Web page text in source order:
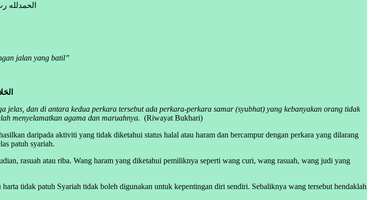
الحمدلله
jalan yang batil”
dan di antara kedua perkara tersebut ada perkara-perkara samar (syubhat) yang kebanyakan orang tidak
menyelamatkan agama dan maruahnya. (Riwayat Bukhari)
daripada aktiviti yang tidak diketahui status halal atau haram dan bercampur dengan perkara yang dilarang
patuh syariah.
rasuah atau riba. Wang haram yang diketahui pemiliknya seperti wang curi, wang rasuah, wang judi yang
tidak patuh Syariah tidak boleh digunakan untuk kepentingan diri sendiri. Sebaliknya wang tersebut hendaklah